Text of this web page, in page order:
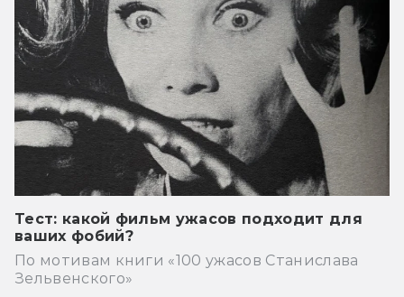
Тест: какой фильм ужасов подходит для
ваших фобий?
По мотивам книги «100 ужасов Станислава
Зельвенского»